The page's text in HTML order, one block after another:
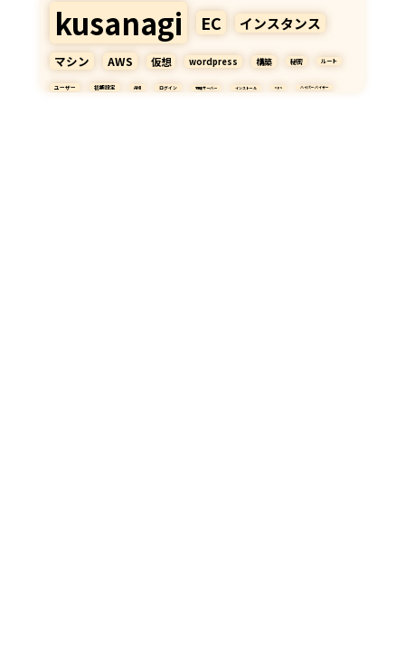
kusanagi EC インスタンス
マシン AWS 仮想 wordpress 構築 秘密 ルート
ユーザー 初期設定 AMI ログイン 物理サーバー インストール vps ハイパーバイザー